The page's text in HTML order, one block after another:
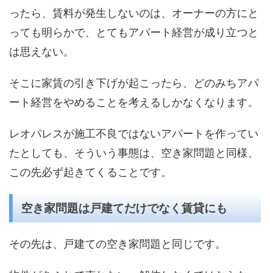
ったら、賃料が発生しないのは、オーナーの方にと
っても明らかで、とてもアパート経営が成り立つと
は思えない。
そこに家賃の引き下げが起こったら、どのみちアパ
ート経営をやめることを考えるしかなくなります。
レオパレスが施工不良ではないアパートを作ってい
たとしても、そういう事態は、空き家問題と同様、
この先必ず起きてくることです。
空き家問題は戸建てだけでなく賃貸にも
その先は、戸建ての空き家問題と同じです。